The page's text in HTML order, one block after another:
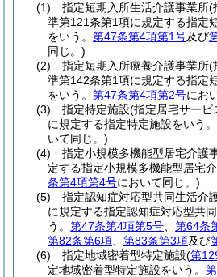
(1)
指定短期入所生活介護事業所(
準第121条第1項に規定する指定
をいう。 第47条第4項第1号及び
同じ。)
(2)
指定短期入所療養介護事業所(
準第142条第1項に規定する指定
をいう。 第47条第4項第2号にお
(3)
指定特定施設(指定居宅サービ
に規定する指定特定施設をいう。
いて同じ。)
(4)
指定小規模多機能型居宅介護
定する指定小規模多機能型居宅
条第4項第4号において同じ。)
(5)
指定認知症対応型共同生活介
に規定する指定認知症対応型共
う。 第47条第4項第5号 第64条
第82条第6項
第83条第3項及び
(6)
指定地域密着型特定施設(第
定地域密着型特定施設をいう。